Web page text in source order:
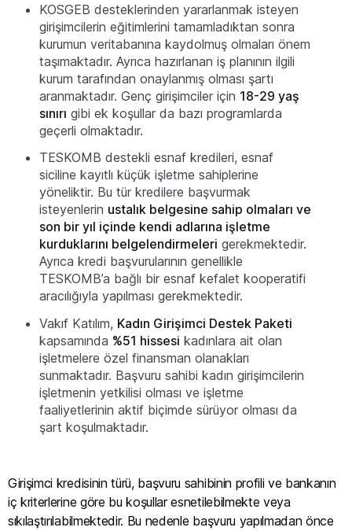
KOSGEB desteklerinden yararlanmak isteyen
girişimcilerin eğitimlerini tamamladıktan sonra
kurumun veritabanına kaydolmuş olmaları önem
taşımaktadır. Ayrıca hazırlanan iş planının ilgili
kurum tarafından onaylanmış olması şartı
aranmaktadır. Genç girişimciler için 18-29 yaş
sınırı gibi ek koşullar da bazı programlarda
geçerli olmaktadır.
TESKOMB destekli esnaf kredileri, esnaf
siciline kayıtlı küçük işletme sahiplerine
yöneliktir. Bu tür kredilere başvurmak
isteyenlerin ustalık belgesine sahip olmaları ve
son bir yıl içinde kendi adlarına işletme
kurduklarını belgelendirmeleri gerekmektedir.
Ayrıca kredi başvurularının genellikle
TESKOMB’a bağlı bir esnaf kefalet kooperatifi
aracılığıyla yapılması gerekmektedir.
Vakıf Katılım, Kadın Girişimci Destek Paketi
kapsamında %51 hissesi kadınlara ait olan
işletmelere özel finansman olanakları
sunmaktadır. Başvuru sahibi kadın girişimcilerin
işletmenin yetkilisi olması ve işletme
faaliyetlerinin aktif biçimde sürüyor olması da
şart koşulmaktadır.
Girişimci kredisinin türü, başvuru sahibinin profili ve bankanın
iç kriterlerine göre bu koşullar esnetilebilmekte veya
sıkılaştırılabilmektedir. Bu nedenle başvuru yapılmadan önce